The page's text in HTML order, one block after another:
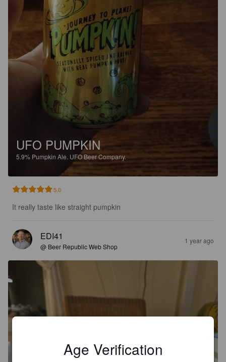
UFO PUMPKIN
5.9% Pumpkin Ale. UFO Beer Company.
5.0
It really taste like straight pumpkin
EDI41
@ Beer Republic Web Shop
1 year ago
Age Verification